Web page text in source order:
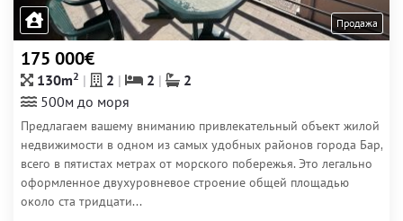
Продажа
175 000€
130m2 2 2
2
500м до моря
Предлагаем вашему вниманию привлекательный объект жилой
недвижимости в одном из самых удобных районов города Бар,
всего в пятистах метрах от морского побережья. Это легально
оформленное двухуровневое строение общей площадью
около ста тридцати...